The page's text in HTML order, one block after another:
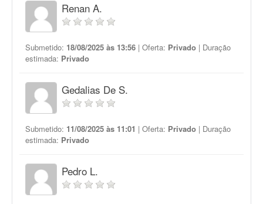
Renan A.
Submetido: 18/08/2025 às 13:56 | Oferta: Privado | Duração
estimada: Privado
Gedalias De S.
Submetido: 11/08/2025 às 11:01 | Oferta: Privado | Duração
estimada: Privado
Pedro L.